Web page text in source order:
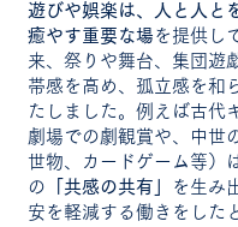
遊びや娯楽は、人と人と
癒やす重要な場 を提供し
来、祭りや舞台、集団遊
帯感を高め、孤立感を和
たしました。例えば古代
劇場での劇観賞や、中世
世物、カードゲーム等）
の 「共感の共有」
を生み
安を軽減する働きをした